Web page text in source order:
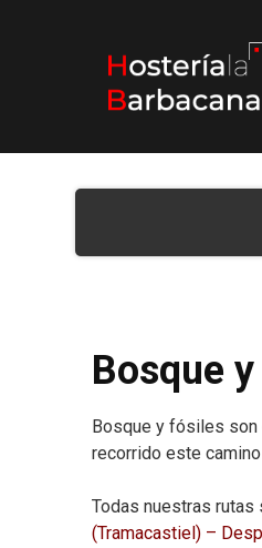
Bosque
Bosque y fósiles
recorrido este
Todas nuestras
(Tramacastiel) –